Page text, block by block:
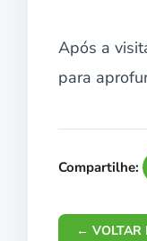
Após a
para
Compartilhe:
← VOLTAR